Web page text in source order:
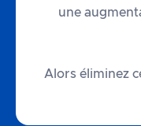
une
Alors éliminez